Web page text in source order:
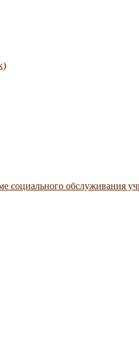
социального обслуживания